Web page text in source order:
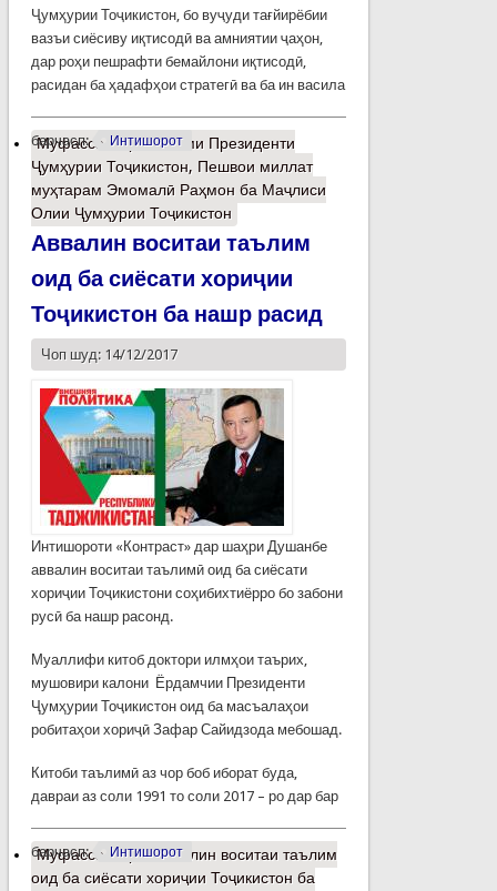
Ҷумҳурии Тоҷикистон, бо вуҷуди тағйирёбии
вазъи сиёсиву иқтисодӣ ва амниятии ҷаҳон,
дар роҳи пешрафти бемайлони иқтисодӣ,
расидан ба ҳадафҳои стратегӣ ва ба ин васила
барчасп: Интишорот
Муфассалтаро Паёми Президенти
Ҷумҳурии Тоҷикистон, Пешвои миллат
муҳтарам Эмомалӣ Раҳмон ба Маҷлиси
Олии Ҷумҳурии Тоҷикистон
Аввалин воситаи таълим
оид ба сиёсати хориҷии
Тоҷикистон ба нашр расид
Чоп шуд: 14/12/2017
Интишороти «Контраст» дар шаҳри Душанбе
аввалин воситаи таълимӣ оид ба сиёсати
хориҷии Тоҷикистони соҳибихтиёрро бо забони
русӣ ба нашр расонд.
Муаллифи китоб доктори илмҳои таърих,
мушовири калони Ёрдамчии Президенти
Ҷумҳурии Тоҷикистон оид ба масъалаҳои
робитаҳои хориҷӣ Зафар Сайидзода мебошад.
Китоби таълимӣ аз чор боб иборат буда,
давраи аз соли 1991 то соли 2017 – ро дар бар
барчасп: Интишорот
Муфассалтаро Аввалин воситаи таълим
оид ба сиёсати хориҷии Тоҷикистон ба